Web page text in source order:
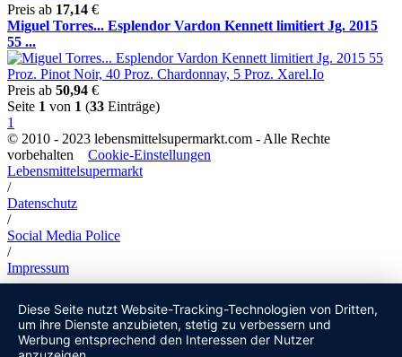
Preis ab 17,14 €
Miguel Torres... Esplendor Vardon Kennett limitiert Jg. 2015
55 ...
Preis ab 50,94 €
Seite 1 von 1 (33 Einträge)
1
© 2010 - 2023 lebensmittelsupermarkt.com - Alle Rechte
vorbehalten Cookie-Einstellungen
Lebensmittelsupermarkt
/
Datenschutz
/
Social Media Police
/
Impressum
Diese Seite nutzt Website-Tracking-Technologien von Dritten,
um ihre Dienste anzubieten, stetig zu verbessern und
Werbung entsprechend den Interessen der Nutzer